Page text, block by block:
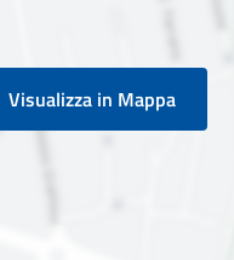
Visualizza in Mappa